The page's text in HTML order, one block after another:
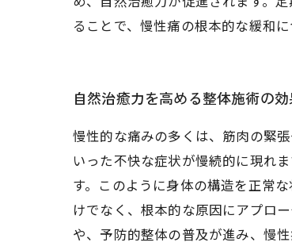
ることで、慢性痛の根本的な緩和
自然治癒力を高める整体施術の
慢性的な痛みの多くは、筋肉の緊
いった不快な症状が慢続的に現れ
す。このように身体の構造を正常
けでなく、根本的な原因にアプロ
や、予防的整体の普及が進み、慢